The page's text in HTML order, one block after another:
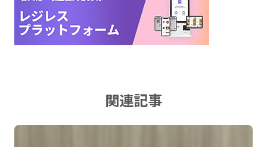
関連記事